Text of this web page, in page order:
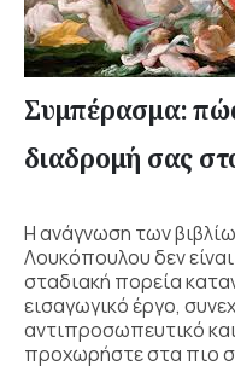
Συμπέρασμα:
διαδρομή σας
Η ανάγνωση των
Λουκόπουλουδεν
σταδιακή πορεία
εισαγωγικό έργο,
αντιπροσωπευτικό
προχωρήστε στα πιο